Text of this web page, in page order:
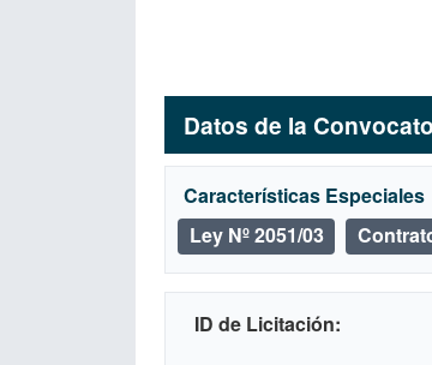
Datos de la
Características Especiales
Ley Nº 2051/03
ID de Licitación